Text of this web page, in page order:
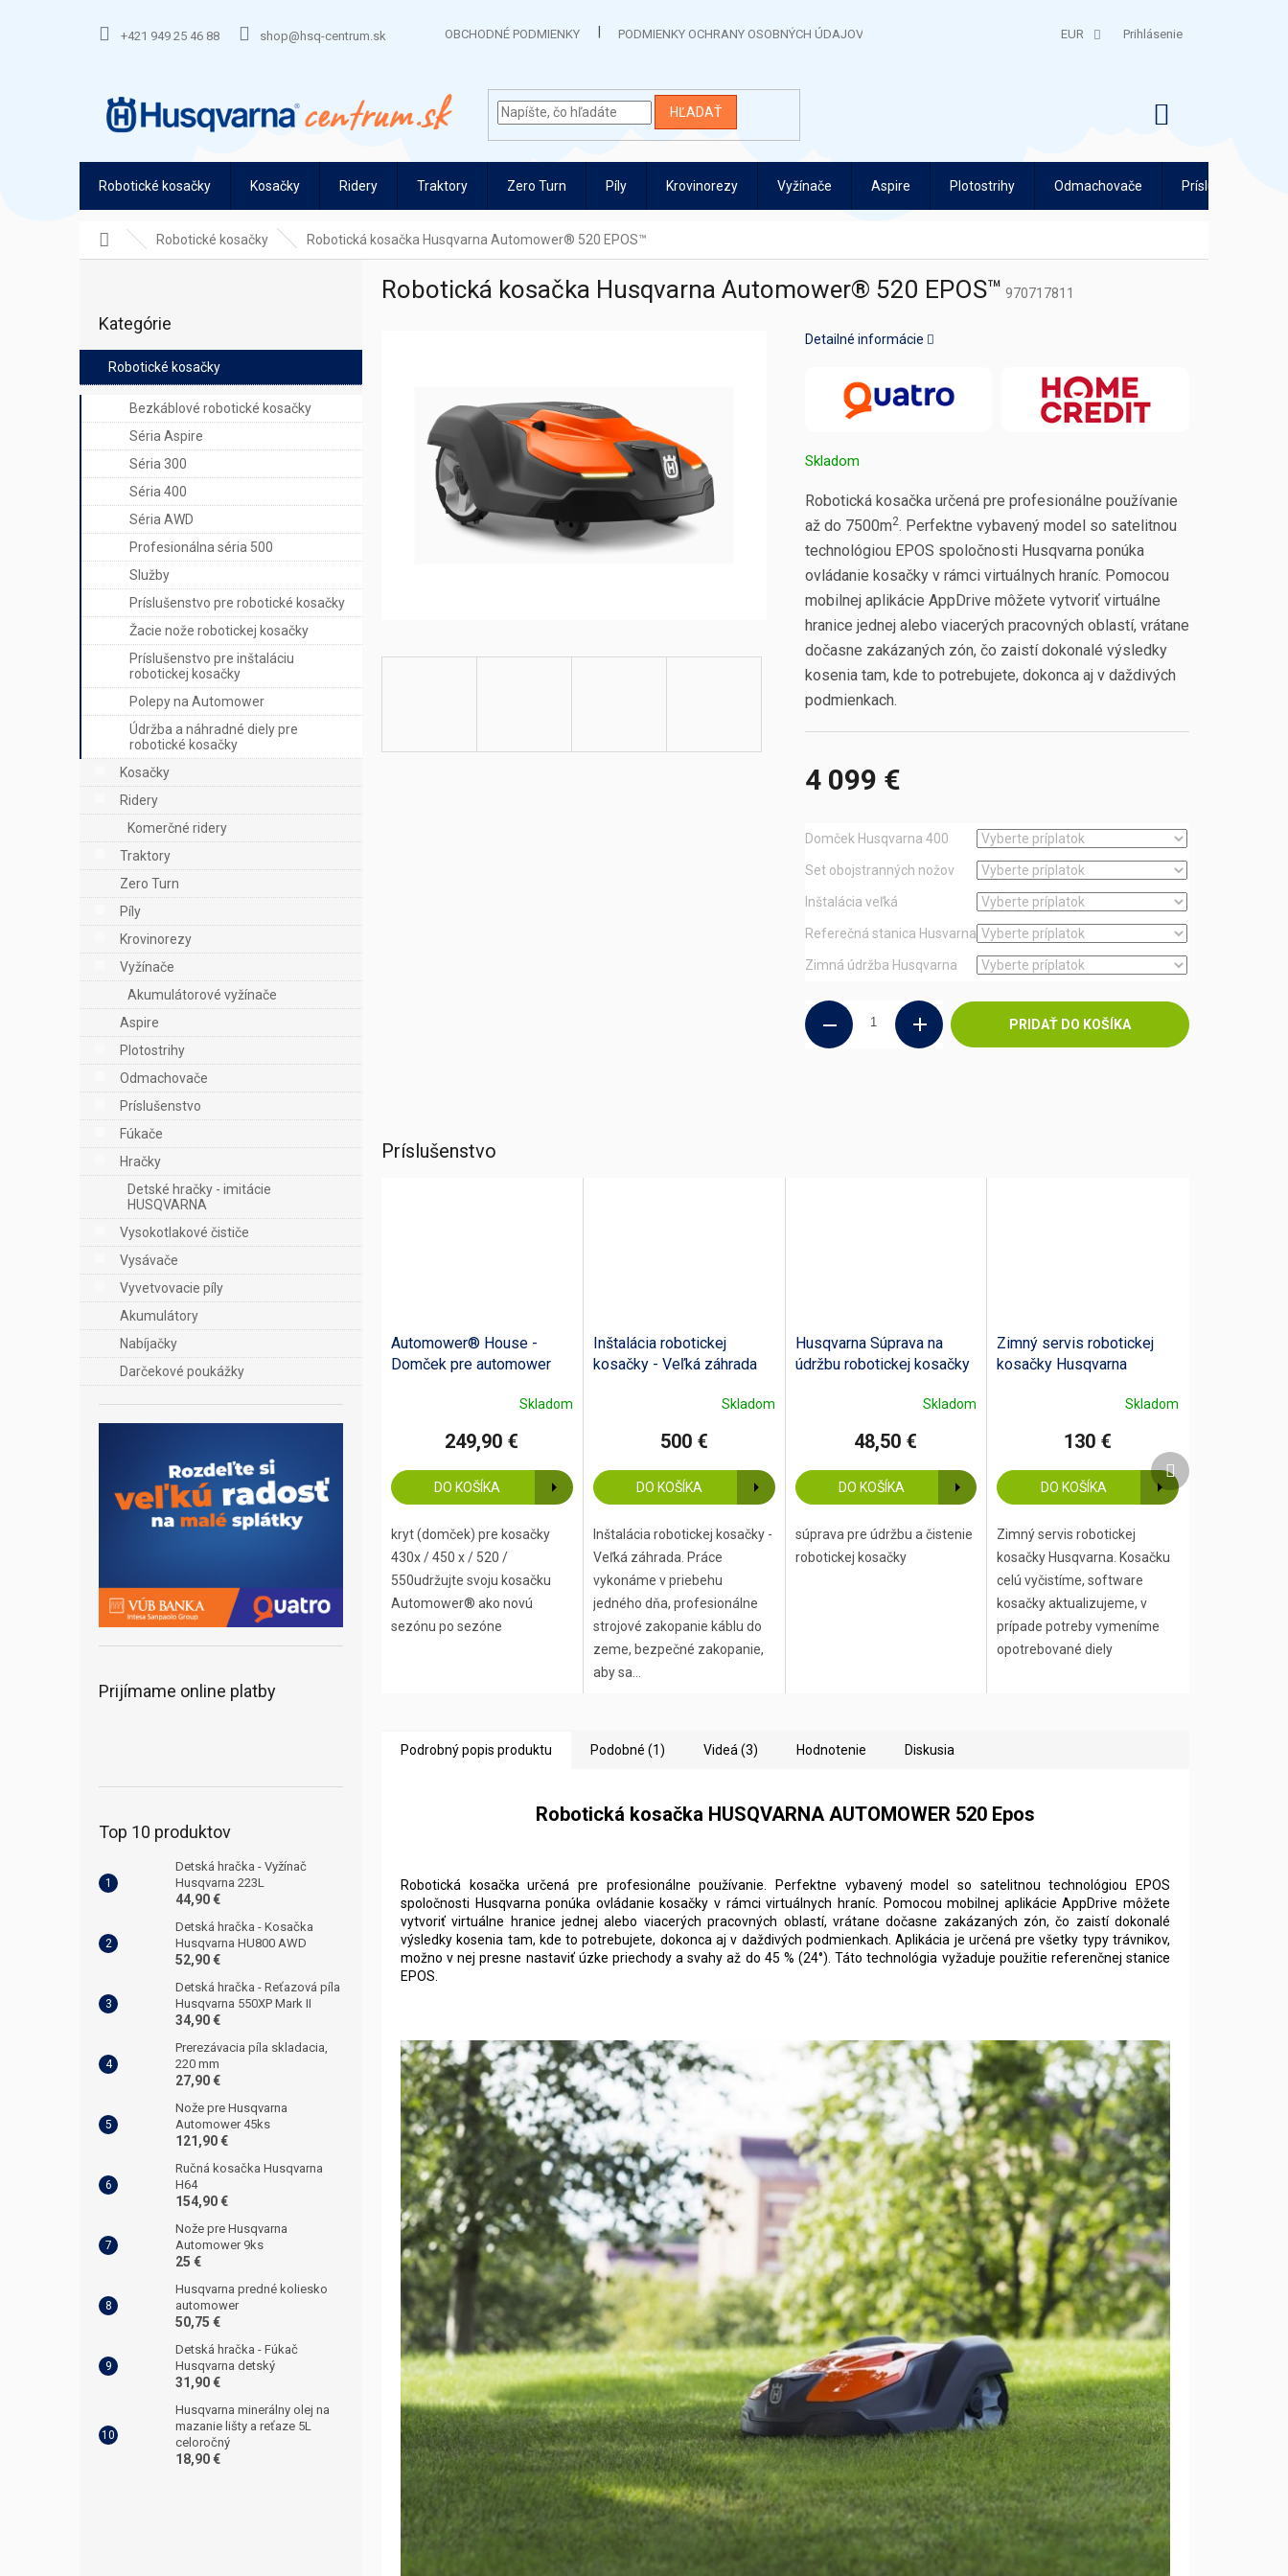
+421 949 25 46 88 shop@hsq-centrum.sk OBCHODNÉ PODMIENKY PODMIENKY OCHRANY OSOBNÝCH ÚDAJOV EUR Prihlásenie
HĽADAŤ
Robotické kosačky Kosačky Ridery Traktory Zero Turn Píly Krovinorezy Vyžínače Aspire Plotostrihy Odmachovače Príslušenstvo
DomovRobotické kosačky Robotická kosačka Husqvarna Automower® 520 EPOS™
ý
a
n
kategórie
Kategórie
Robotické kosačky
Bezkáblové robotické kosačky
Séria Aspire
Séria 300
Séria 400
Séria AWD
Profesionálna séria 500
Služby
Príslušenstvo pre robotické kosačky
Žacie nože robotickej kosačky
Príslušenstvo pre inštaláciu
robotickej kosačky
Polepy na Automower
Údržba a náhradné diely pre
robotické kosačky
Kosačky
Ridery
Komerčné ridery
Traktory
Zero Turn
Píly
Krovinorezy
Vyžínače
Akumulátorové vyžínače
Aspire
Plotostrihy
Odmachovače
Príslušenstvo
Fúkače
Hračky
Detské hračky - imitácie
HUSQVARNA
Vysokotlakové čističe
Vysávače
Vyvetvovacie píly
Akumulátory
Nabíjačky
Darčekové poukážky
Prijímame online platby
Top 10 produktov
Detská hračka - Vyžínač
Husqvarna 223L
44,90 €
Detská hračka - Kosačka
Husqvarna HU800 AWD
52,90 €
Detská hračka - Reťazová píla
Husqvarna 550XP Mark II
34,90 €
Prerezávacia píla skladacia,
220 mm
27,90 €
Nože pre Husqvarna
Automower 45ks
121,90 €
Ručná kosačka Husqvarna
H64
154,90 €
Nože pre Husqvarna
Automower 9ks
25 €
Husqvarna predné koliesko
automower
50,75 €
Detská hračka - Fúkač
Husqvarna detský
31,90 €
Husqvarna minerálny olej na
mazanie lišty a reťaze 5L
celoročný
18,90 €
Robotická kosačka Husqvarna Automower® 520 EPOS™ 970717811
4 099 €
cena:
Skladom
Domček Husqvarna 400
Set obojstranných nožov
Inštalácia veľká
Referečná stanica Husvarna
Zimná údržba Husqvarna
PRIDAŤ DO KOŠÍKA
Robotická kosačka určená pre profesionálne používanie
až do 7500m2. Perfektne vybavený model so satelitnou
technológiou EPOS spoločnosti Husqvarna ponúka
ovládanie kosačky v rámci virtuálnych hraníc. Pomocou
mobilnej aplikácie AppDrive môžete vytvoriť virtuálne
hranice jednej alebo viacerých pracovných oblastí, vrátane
dočasne zakázaných zón, čo zaistí dokonalé výsledky
kosenia tam, kde to potrebujete, dokonca aj v daždivých
podmienkach.
Detailné informácie
Príslušenstvo
Automower® House -
Domček pre automower
Skladom
249,90 €
DO KOŠÍKA
kryt (domček) pre kosačky
430x / 450 x / 520 /
550udržujte svoju kosačku
Automower® ako novú
sezónu po sezóne
Inštalácia robotickej
kosačky - Veľká záhrada
Skladom
500 €
DO KOŠÍKA
Inštalácia robotickej kosačky -
Veľká záhrada. Práce
vykonáme v priebehu
jedného dňa, profesionálne
strojové zakopanie káblu do
zeme, bezpečné zakopanie,
aby sa...
Husqvarna Súprava na
údržbu robotickej kosačky
Skladom
48,50 €
DO KOŠÍKA
súprava pre údržbu a čistenie
robotickej kosačky
Zimný servis robotickej
kosačky Husqvarna
Skladom
130 €
DO KOŠÍKA
Zimný servis robotickej
kosačky Husqvarna. Kosačku
celú vyčistíme, software
kosačky aktualizujeme, v
prípade potreby vymeníme
opotrebované diely
Ďalší
produkt
Podrobný popis produktu Podobné (1) Videá (3) Hodnotenie Diskusia
Robotická kosačka HUSQVARNA AUTOMOWER 520 Epos
Robotická kosačka určená pre profesionálne používanie. Perfektne vybavený model so satelitnou technológiou EPOS
spoločnosti Husqvarna ponúka ovládanie kosačky v rámci virtuálnych hraníc. Pomocou mobilnej aplikácie AppDrive môžete
vytvoriť virtuálne hranice jednej alebo viacerých pracovných oblastí, vrátane dočasne zakázaných zón, čo zaistí dokonalé
výsledky kosenia tam, kde to potrebujete, dokonca aj v daždivých podmienkach. Aplikácia je určená pre všetky typy trávnikov,
možno v nej presne nastaviť úzke priechody a svahy až do 45 % (24°). Táto technológia vyžaduje použitie referenčnej stanice
EPOS.